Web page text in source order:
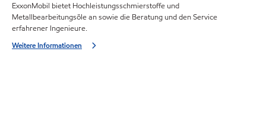
ExxonMobil bietet Hochleistungsschmierstoffe und
Metallbearbeitungsöle an sowie die Beratung und den Service
erfahrener Ingenieure.
Weitere Informationen